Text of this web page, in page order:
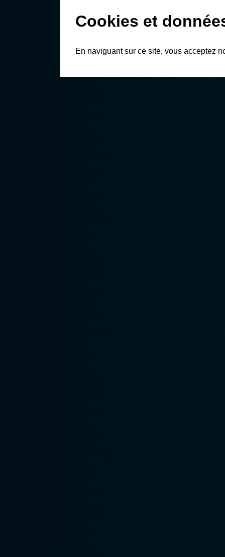
Cookies et
En naviguant sur ce site, vous acceptez